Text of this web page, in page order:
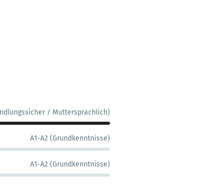
/ Muttersprachlich)
A1-A2 (Grundkenntnisse)
A1-A2 (Grundkenntnisse)